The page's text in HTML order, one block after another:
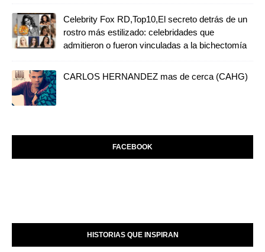
Celebrity Fox RD,Top10,El secreto detrás de un
rostro más estilizado: celebridades que
admitieron o fueron vinculadas a la bichectomía
CARLOS HERNANDEZ mas de cerca (CAHG)
FACEBOOK
HISTORIAS QUE INSPIRAN